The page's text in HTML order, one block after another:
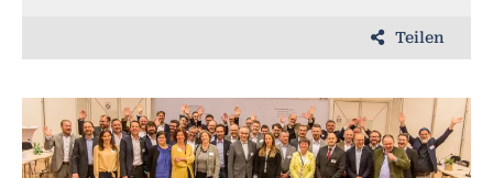
Teilen